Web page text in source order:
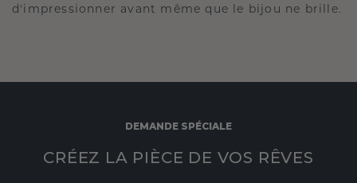
d'impressionner avant même que le bijou ne brille.
DEMANDE SPÉCIALE
CRÉEZ LA PIÈCE DE VOS RÊVES